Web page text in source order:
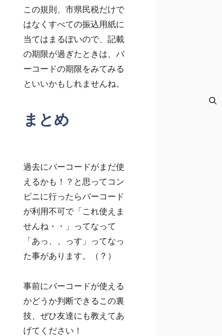
この規則、市県民税だけで
はなくすべての振込用紙に
当てはまるぽいので、記載
の期限が過ぎたときは、バ
ーコードの期限をみてみる
といいかもしれませんね。
まとめ
過去にバーコードがまだ使
えるかも！？と思ってコン
ビニに行ったらバーコード
が利用不可で「これ使えま
せんね・・」ってなって
「あっ、、っす」ってなっ
た事があります。（？）
事前にバーコードが使える
かどうか判断できるこの裏
技、ぜひ友達にも教えてあ
げてください！